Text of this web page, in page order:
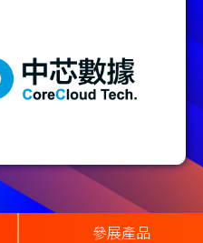
參展產品